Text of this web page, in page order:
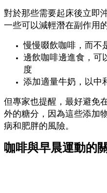
對於那些需要起床後立即
一些可以減輕潛在副作用
慢慢啜飲咖啡，而不
邊飲咖啡邊進食，可
度
添加適量牛奶，以中
但專家也提醒，最好避免
外的糖分，因為這些添加
病和肥胖的風險。
咖啡與早晨運動的